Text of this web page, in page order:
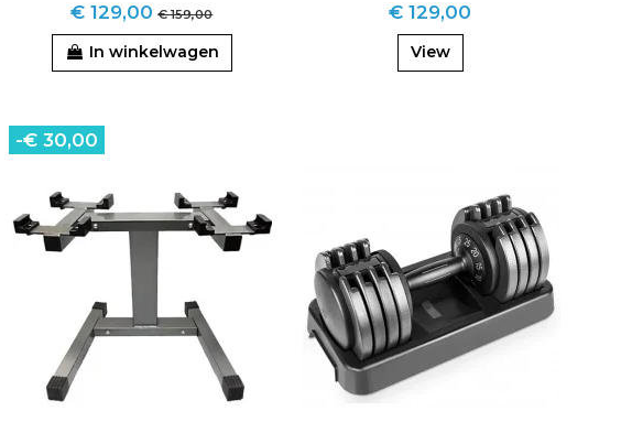
€ 129,00 € 159,00
In winkelwagen
€ 129,00
View
-€ 30,00